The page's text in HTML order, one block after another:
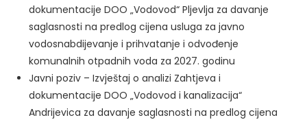
dokumentacije DOO „Vodovod“ Pljevlja za davanje
saglasnosti na predlog cijena usluga za javno
vodosnabdijevanje i prihvatanje i odvođenje
komunalnih otpadnih voda za 2027. godinu
Javni poziv – Izvještaj o analizi Zahtjeva i
dokumentacije DOO „Vodovod i kanalizacija“
Andrijevica za davanje saglasnosti na predlog cijena